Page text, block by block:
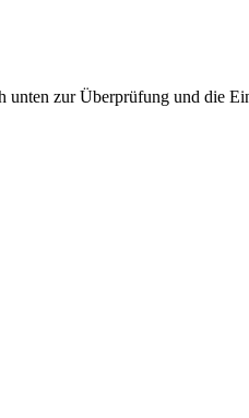
unten zur Überprüfung und die